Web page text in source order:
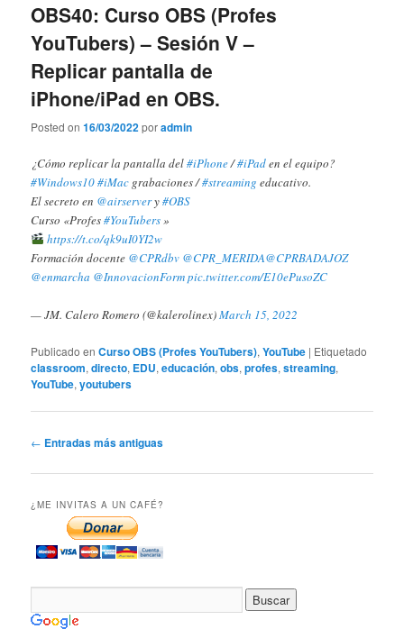
OBS40: Curso OBS (Profes
YouTubers) – Sesión V –
Replicar pantalla de
iPhone/iPad en OBS.
Posted on16/03/2022poradmin
¿Cómo replicar la pantalla del#iPhone/#iPaden el equipo?
#Windows10#iMac grabaciones /#streaming educativo.
El secreto en @airservery#OBS
Curso «Profes#YouTubers»
https://t.co/qk9uI0YI2w
Formación docente @CPRdbv @CPR_MERIDA@CPRBADAJOZ
@enmarcha @InnovacionFormpic.twitter.com/E10ePusoZC
— JM. Calero Romero (@kalerolinex)March 15, 2022
Publicado en Curso OBS (Profes YouTubers),YouTube | Etiquetado
classroom,directo, EDU,educación,obs,profes,streaming,
YouTube,youtubers
Navegador
artículos
← Entradas más antiguas
¿ME INVITAS A UN CAFÉ?